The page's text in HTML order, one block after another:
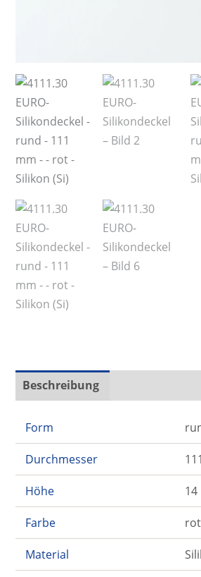
Beschreibung
Form
Durchmesser
Höhe
Farbe rot
Material